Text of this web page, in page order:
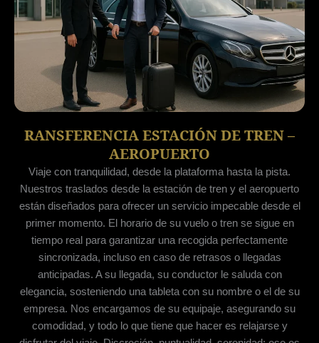
RANSFERENCIA ESTACIÓN DE TREN –
AEROPUERTO
Viaje con tranquilidad, desde la plataforma hasta la pista.
Nuestros traslados desde la estación de tren y el aeropuerto
están diseñados para ofrecer un servicio impecable desde el
primer momento. El horario de su vuelo o tren se sigue en
tiempo real para garantizar una recogida perfectamente
sincronizada, incluso en caso de retrasos o llegadas
anticipadas. A su llegada, su conductor le saluda con
elegancia, sosteniendo una tableta con su nombre o el de su
empresa. Nos encargamos de su equipaje, asegurando su
comodidad, y todo lo que tiene que hacer es relajarse y